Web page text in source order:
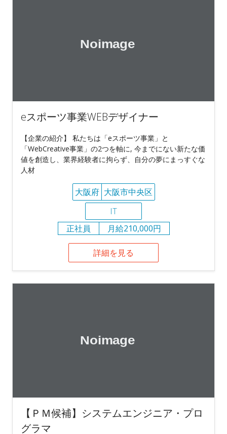
eスポーツ事業WEBデザイナー
【企業の紹介】 私たちは「eスポーツ事業」と
「WebCreative事業」の2つを軸に, 今までにない新たな価
値を創造し、業界経験者に拘らず、自分の夢にまっすぐな
人材
大阪府 大阪市中央区
IT
正社員
月給210,000円
詳細を見る
【ＰＭ候補】システムエンジニア・プロ
グラマ